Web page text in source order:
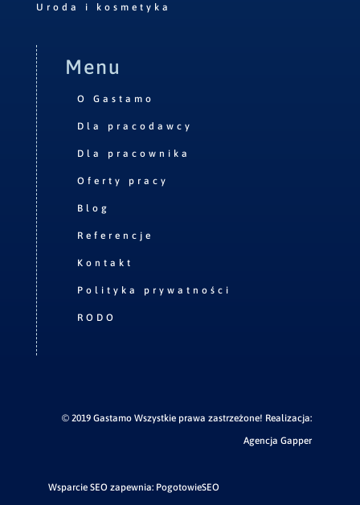
Uroda i kosmetyka
Menu
O Gastamo
Dla pracodawcy
Dla pracownika
Oferty pracy
Blog
Referencje
Kontakt
Polityka prywatności
RODO
© 2019 Gastamo Wszystkie prawa zastrzeżone! Realizacja:
Agencja Gapper
Wsparcie SEO zapewnia: PogotowieSEO